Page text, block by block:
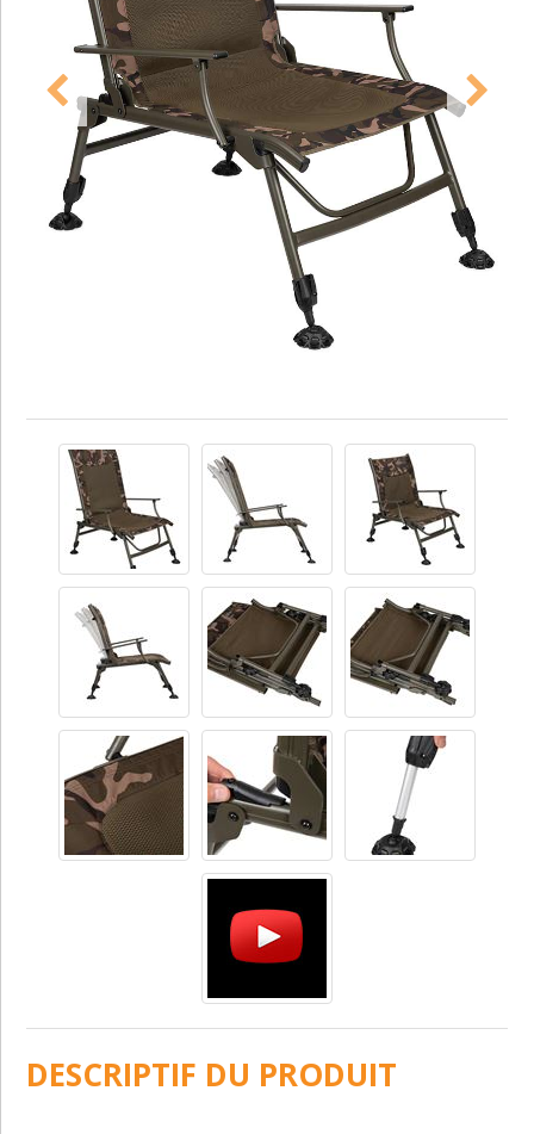
DESCRIPTIF DU PRODUIT